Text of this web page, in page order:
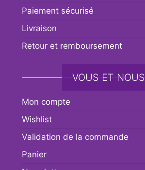
Paiement sécurisé
Livraison
Retour et remboursement
VOUS ET NOUS
Mon compte
Wishlist
Validation de la commande
Panier